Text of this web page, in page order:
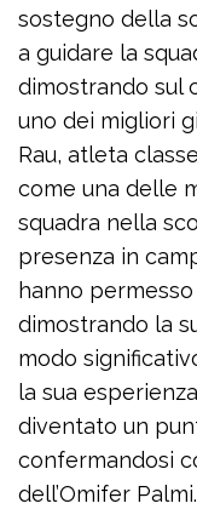
sostegno della
a guidare la
dimostrando sul
uno dei migliori
Rau, atleta
come una delle
squadra nella
presenza in
hanno
dimostrando la
modo
la sua
diventato un
confermandosi
dell’Omifer Palmi.